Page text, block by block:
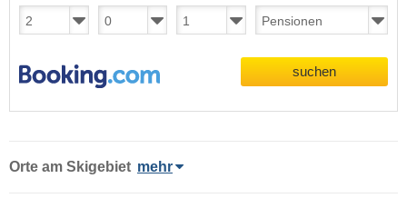
suchen
Orte am Skigebiet mehr